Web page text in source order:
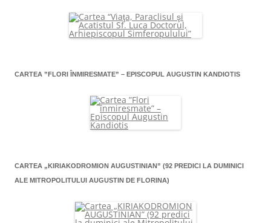
CARTEA ”FLORI ÎNMIRESMATE” – EPISCOPUL AUGUSTIN KANDIOTIS
CARTEA „KIRIAKODROMION AUGUSTINIAN” (92 PREDICI LA DUMINICI
ALE MITROPOLITULUI AUGUSTIN DE FLORINA)